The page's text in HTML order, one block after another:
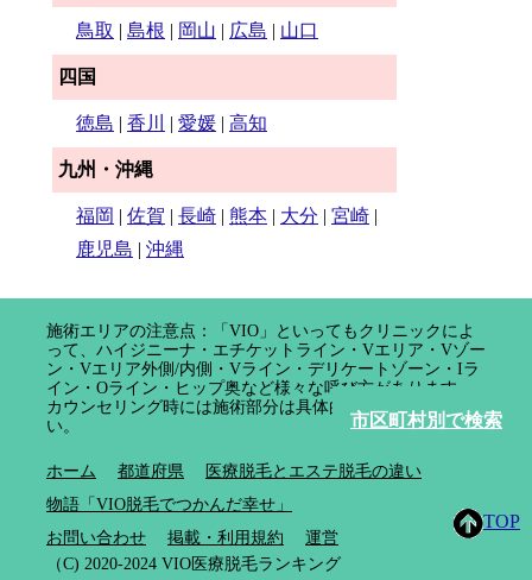
市区町村別で検索
鳥取 | 島根 | 岡山 | 広島 | 山口
四国
徳島 | 香川 | 愛媛 | 高知
九州・沖縄
福岡 | 佐賀 | 長崎 | 熊本 | 大分 | 宮崎 |
鹿児島 | 沖縄
TOP
施術エリアの注意点：「VIO」といってもクリニックによ
って、ハイジニーナ・エチケットライン・Vエリア・Vゾー
ン・Vエリア外側/内側・Vライン・デリケートゾーン・Iラ
イン・Oライン・ヒップ奥など様々な呼び方があります。
カウンセリング時には施術部分は具体的に確認してくださ
い。
ホーム 都道府県
医療脱毛とエステ脱毛の違い
物語「VIO脱毛でつかんだ幸せ」
お問い合わせ
掲載・利用規約
運営
（C) 2020-2024 VIO医療脱毛ランキング